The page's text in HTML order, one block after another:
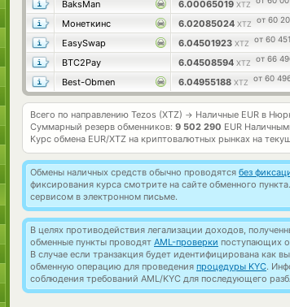
BaksMan 6.00065019 XTZ
Монеткинс
6.02085024 XTZ от 60
EasySwap
6.04501923 XTZ от 60 451
BTC2Pay
6.04508594 XTZ от 66
Best-Obmen
6.04955188 XTZ от 60
Всего по направлению Tezos (XTZ) → Наличные EUR в
Суммарный резерв обменников: 9 502 290 EUR
Курс обмена EUR/XTZ на криптовалютных рынках на
Обмены наличных средств обычно проводятся без
фиксирования курса смотрите на сайте обменного
сервисом в электронном письме.
В целях противодействия легализации доходов,
обменные пункты проводят AML-проверки поступающих
В случае если транзакция будет идентифицирована как
обменную операцию для проведения процедуры KYC.
соблюдения требований AML/KYC для последующего